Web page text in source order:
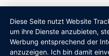
Diese Seite nutzt Website
um ihre Dienste anzubieten,
Werbung entsprechend der
anzuzeigen. Ich bin damit